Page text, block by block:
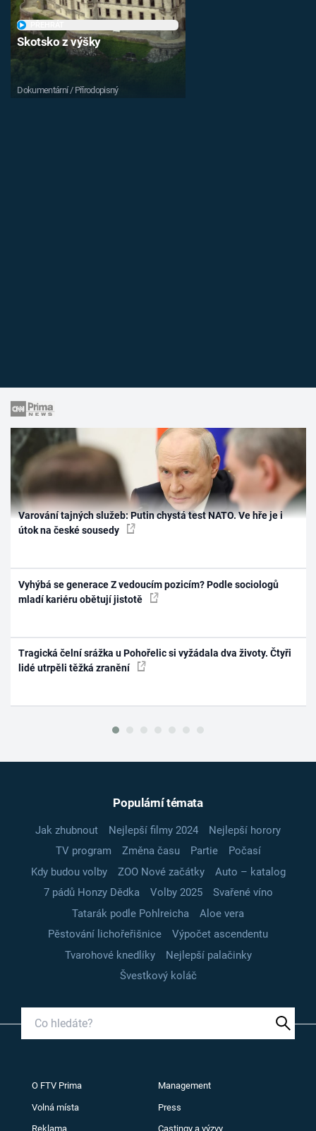
Skotsko z výšky
Dokumentární / Přírodopisný
Varování tajných služeb: Putin chystá test NATO. Ve hře je i
útok na české sousedy
Vyhýbá se generace Z vedoucím pozicím? Podle sociologů
mladí kariéru obětují jistotě
Tragická čelní srážka u Pohořelic si vyžádala dva životy. Čtyři
lidé utrpěli těžká zranění
Populární témata
Jak zhubnout Nejlepší filmy 2024
Nejlepší horory
TV program
Změna času Partie
Počasí
Kdy budou volby
ZOO Nové začátky
Auto – katalog
7 pádů Honzy Dědka
Volby 2025
Svařené víno
Tatarák podle Pohlreicha
Aloe vera
Pěstování lichořeřišnice
Výpočet ascendentu
Tvarohové knedlíky
Nejlepší palačinky
Švestkový koláč
O FTV Prima Management
Volná místa Press
Reklama Castingy a výzvy